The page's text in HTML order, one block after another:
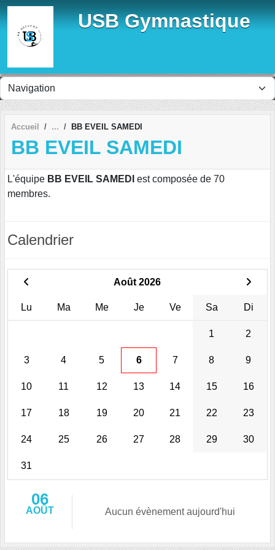
USB Gymnastique
Accueil BB EVEIL SAMEDI
BB EVEIL SAMEDI
L'équipe BB EVEIL SAMEDI est composée de 70
membres.
Calendrier
Août 2026
Lu Ma Me Je Ve Sa Di
1 2
3 4 5 6 7 8 9
10 11 12 13 14 15 16
17 18 19 20 21 22 23
24 25 26 27 28 29 30
31
06
AOÛT Aucun évènement aujourd'hui
Panneau de gestion des cookies